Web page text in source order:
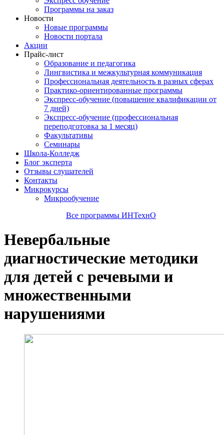
Программы на заказ
Новости
Новые программы
Новости портала
Акции
Прайс-лист
Образование и педагогика
Лингвистика и межкультурная коммуникация
Профессиональная деятельность в разных сферах
Практико-ориентированные программы
Экспресс-обучение (повышение квалификации от
7 дней)
Экспресс-обучение (профессиональная
переподготовка за 1 месяц)
Факультативы
Семинары
Школа-Колледж
Блог эксперта
Отзывы слушателей
Контакты
Микрокурсы
Микрообучение
Все программы ИНТехнО
Невербальные
диагностические методики
для детей с речевыми и
множественными
нарушениями